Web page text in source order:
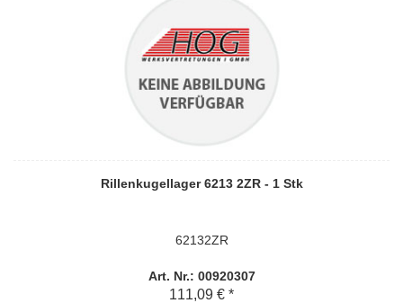
Rillenkugellager 6213 2ZR - 1 Stk
62132ZR
Art. Nr.: 00920307
111,09 € *